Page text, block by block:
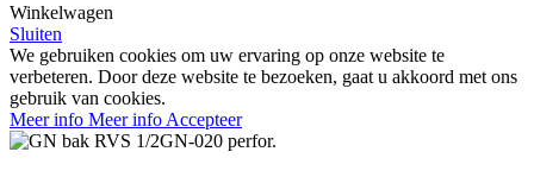
Winkelwagen
Sluiten
We gebruiken cookies om uw ervaring op onze website te
verbeteren. Door deze website te bezoeken, gaat u akkoord met ons
gebruik van cookies.
Meer info Meer info Accepteer